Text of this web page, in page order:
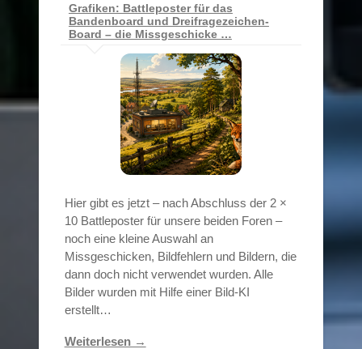
Grafiken: Battleposter für das
Bandenboard und Dreifragezeichen-
Board – die Missgeschicke …
Hier gibt es jetzt – nach Abschluss der 2 ×
10 Battleposter für unsere beiden Foren –
noch eine kleine Auswahl an
Missgeschicken, Bildfehlern und Bildern, die
dann doch nicht verwendet wurden. Alle
Bilder wurden mit Hilfe einer Bild-KI
erstellt…
Weiterlesen →